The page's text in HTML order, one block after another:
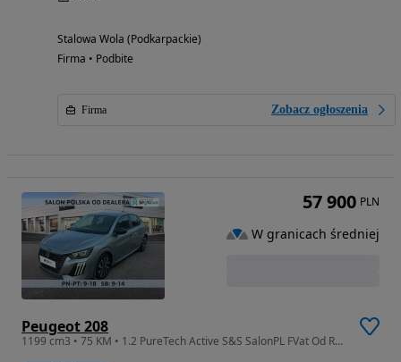
Stalowa Wola (Podkarpackie)
Firma • Podbite
Firma Zobacz ogłoszenia
Peugeot 208
1199 cm3 • 75 KM • 1.2 PureTech Active S&S SalonPL FVat Od Ręki Serwis ASO
57 900 PLN
W granicach średniej